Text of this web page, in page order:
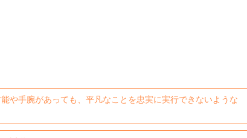
や手腕があっても、平凡なことを忠実に実行できないような